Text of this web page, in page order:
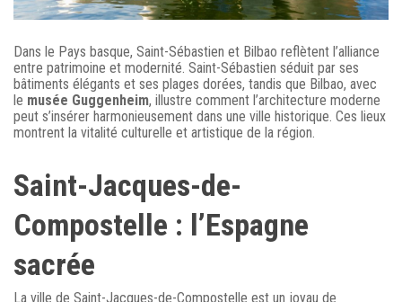
Dans le Pays basque, Saint-Sébastien et Bilbao reflètent l’alliance
entre patrimoine et modernité. Saint-Sébastien séduit par ses
bâtiments élégants et ses plages dorées, tandis que Bilbao, avec
le musée Guggenheim, illustre comment l’architecture moderne
peut s’insérer harmonieusement dans une ville historique. Ces lieux
montrent la vitalité culturelle et artistique de la région.
Saint-Jacques-de-
Compostelle : l’Espagne
sacrée
La ville de Saint-Jacques-de-Compostelle est un joyau de